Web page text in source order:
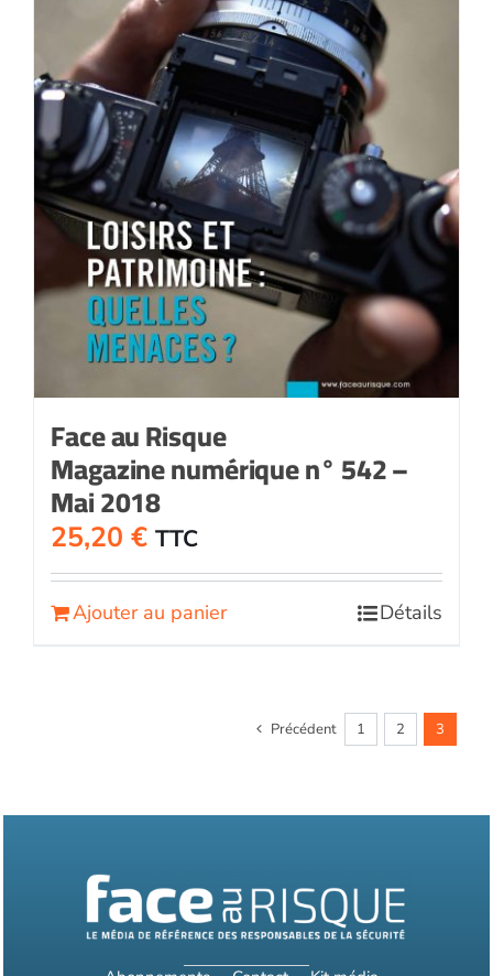
Face au Risque
Magazine numérique n° 542 –
Mai 2018
25,20 € TTC
Ajouter au panier Détails
Précédent 1 2 3